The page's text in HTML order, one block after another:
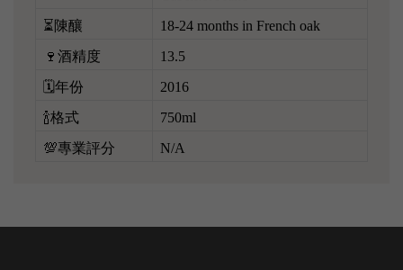
⏳陳釀 18-24 months in French oak
🍷酒精度 13.5
🗓️年份 2016
🍾格式 750ml
💯專業評分 N/A